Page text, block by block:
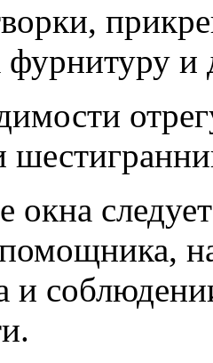
фурнитуру и
окна
и